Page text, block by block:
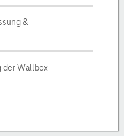
&
der Wallbox